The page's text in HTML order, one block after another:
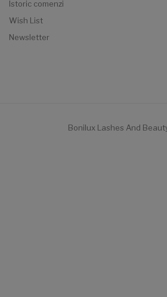
Istoric comenzi
Wish List
Newsletter
Bonilux Lashes And